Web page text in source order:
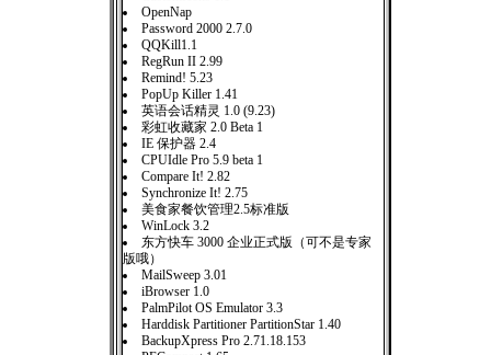
OpenNap
Password 2000 2.7.0
QQKill1.1
RegRun II 2.99
Remind! 5.23
PopUp Killer 1.41
英语会话精灵 1.0 (9.23)
彩虹收藏家 2.0 Beta 1
IE 保护器 2.4
CPUIdle Pro 5.9 beta 1
Compare It! 2.82
Synchronize It! 2.75
美食家餐饮管理2.5标准版
WinLock 3.2
东方快车 3000 企业正式版（可不是专家
版哦）
MailSweep 3.01
iBrowser 1.0
PalmPilot OS Emulator 3.3
Harddisk Partitioner PartitionStar 1.40
BackupXpress Pro 2.71.18.153